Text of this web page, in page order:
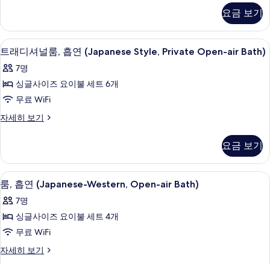
(Japanese
Style,
Private
Bath
8
Tatami)
사
진
두
보
기
널
룸,
흡
(Japanese
Style,
Bath
8
Tatami)
히
기
요금 보기
트
래
디
셔
룸,
연
(Japanese
Style,
Private
Open-
air
Bath)
사
트래디셔널룸, 흡연 (Japanese Style,
10
트래디셔널룸, 흡연 (Japanese Style, Private Open-air Bath)
7명
싱글사이즈 요이불 세트 6개
무료 WiFi
자세히 보기
트
널
룸,
흡
연
(Japanese
Style,
Open-
air
Bath)
요금 보기
룸,
흡
연
(Japanese-
Western,
Open-
룸, 흡연 (Japanese-Western, Open-
9
룸, 흡연 (Japanese-Western, Open-air Bath)
7명
싱글사이즈 요이불 세트 4개
무료 WiFi
자세히 보기
룸,